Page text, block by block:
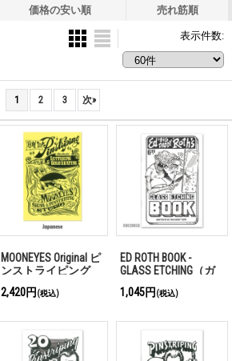
価格の安い順 売れ筋順
表示件数:
1 2 3 次»
MOONEYES Original ピ
ンストライピング
2,420円 (税込)
ED ROTH BOOK -
GLASS ETCHING（ガ
1,045円 (税込)